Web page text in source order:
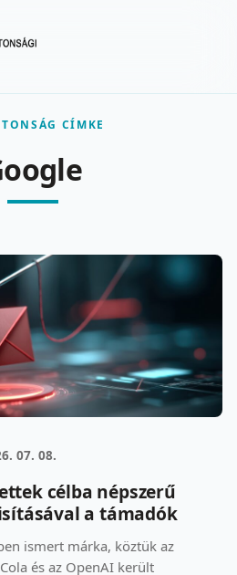
CÍMKE
07. 08.
célba népszerű
a támadók
ismert márka, köztük az
és az OpenAI került